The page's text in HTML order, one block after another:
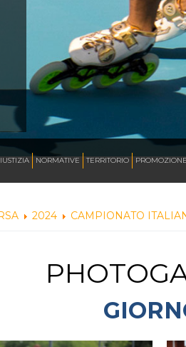
NORMATIVE TERRITORIO PROMOZIONE
2024 CAMPIONATO
ANTIDOPING
AZZURRI
CORSA